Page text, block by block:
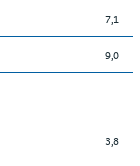
7,1
9,0
3,8